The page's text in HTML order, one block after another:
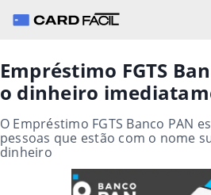
Empréstimo FGTS
o dinheiro
O Empréstimo FGTS Banco PAN
pessoas que estão com o nome
dinheiro